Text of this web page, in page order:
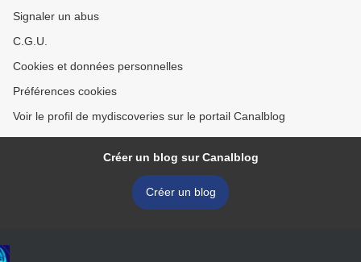
Signaler un abus
C.G.U.
Cookies et données personnelles
Préférences cookies
Voir le profil de mydiscoveries sur le portail Canalblog
Créer un blog sur Canalblog
Créer un blog